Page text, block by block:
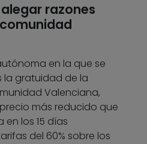
razones
en la que se
la gratuidad de la
Valenciana,
más reducido que
los 15 días
del 60% sobre los